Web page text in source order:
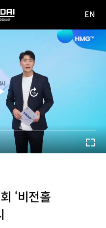
사이
이동
EN
‘비전홀